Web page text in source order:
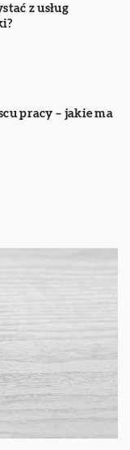
z usług
pracy – jakie ma